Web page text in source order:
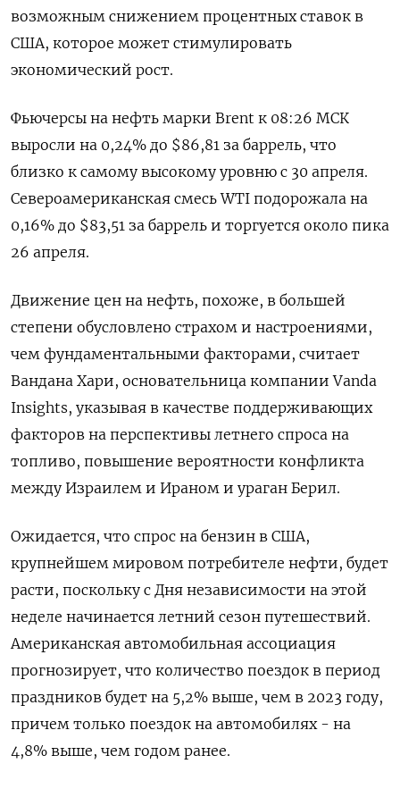
возможным снижением процентных ставок в
США, которое может стимулировать
экономический рост.
Фьючерсы на нефть марки Brent к 08:26 МСК
выросли на 0,24% до $86,81 за баррель, что
близко к самому высокому уровню с 30 апреля.
Североамериканская смесь WTI подорожала на
0,16% до $83,51 за баррель и торгуется около пика
26 апреля.
Движение цен на нефть, похоже, в большей
степени обусловлено страхом и настроениями,
чем фундаментальными факторами, считает
Вандана Хари, основательница компании Vanda
Insights, указывая в качестве поддерживающих
факторов на перспективы летнего спроса на
топливо, повышение вероятности конфликта
между Израилем и Ираном и ураган Берил.
Ожидается, что спрос на бензин в США,
крупнейшем мировом потребителе нефти, будет
расти, поскольку с Дня независимости на этой
неделе начинается летний сезон путешествий.
Американская автомобильная ассоциация
прогнозирует, что количество поездок в период
праздников будет на 5,2% выше, чем в 2023 году,
причем только поездок на автомобилях - на
4,8% выше, чем годом ранее.